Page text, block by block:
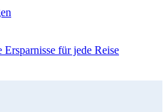
Ersparnisse für jede Reise